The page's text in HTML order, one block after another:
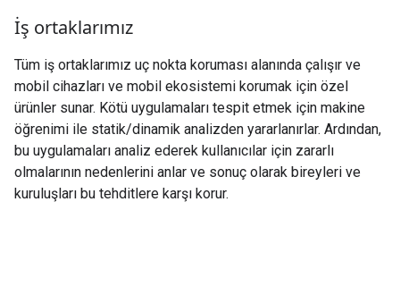
İş ortaklarımız
Tüm iş ortaklarımız uç nokta koruması alanında çalışır ve
mobil cihazları ve mobil ekosistemi korumak için özel
ürünler sunar. Kötü uygulamaları tespit etmek için makine
öğrenimi ile statik/dinamik analizden yararlanırlar. Ardından,
bu uygulamaları analiz ederek kullanıcılar için zararlı
olmalarının nedenlerini anlar ve sonuç olarak bireyleri ve
kuruluşları bu tehditlere karşı korur.